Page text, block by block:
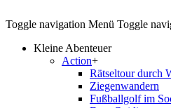
Toggle navigation Menü Toggle
Kleine Abenteuer
Action+
Rätseltour durch
Ziegenwandern
Fußballgolf im